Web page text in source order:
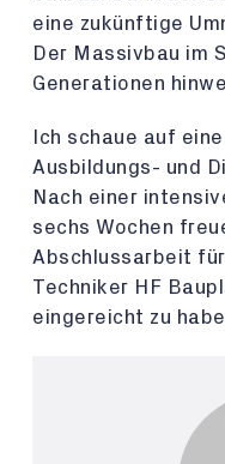
eine zukünftige
Der Massivbau im
Generationen
Ich schaue auf
Ausbildungs- und
Nach einer
sechs Wochen
Abschlussarbeit
Techniker HF
eingereicht zu